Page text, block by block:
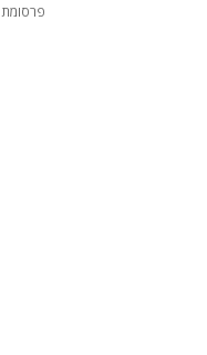
פרסומת